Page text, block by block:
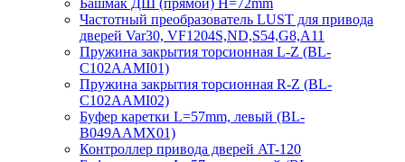
Башмак ДШ (прямой) H=72mm
Частотный преобразователь LUST для привода
дверей Var30, VF1204S,ND,S54,G8,A11
Пружина закрытия торсионная L-Z (BL-
C102AAMI01)
Пружина закрытия торсионная R-Z (BL-
C102AAMI02)
Буфер каретки L=57mm, левый (BL-
B049AAMX01)
Контроллер привода дверей AT-120